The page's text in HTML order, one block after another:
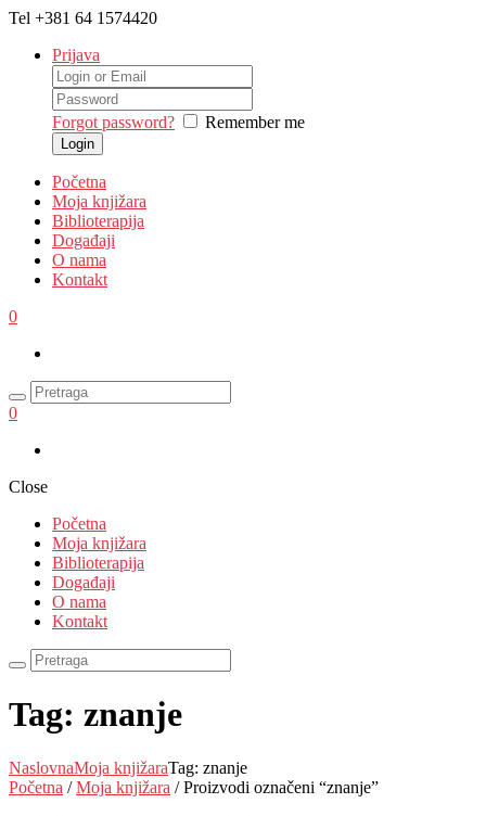
Tel +381 64 1574420
Prijava
Forgot password? Remember me
Početna
Moja knjižara
Biblioterapija
Događaji
O nama
Kontakt
0
0
Close
Početna
Moja knjižara
Biblioterapija
Događaji
O nama
Kontakt
Tag: znanje
NaslovnaMoja knjižaraTag: znanje
Početna /Moja knjižara / Proizvodi označeni “znanje”